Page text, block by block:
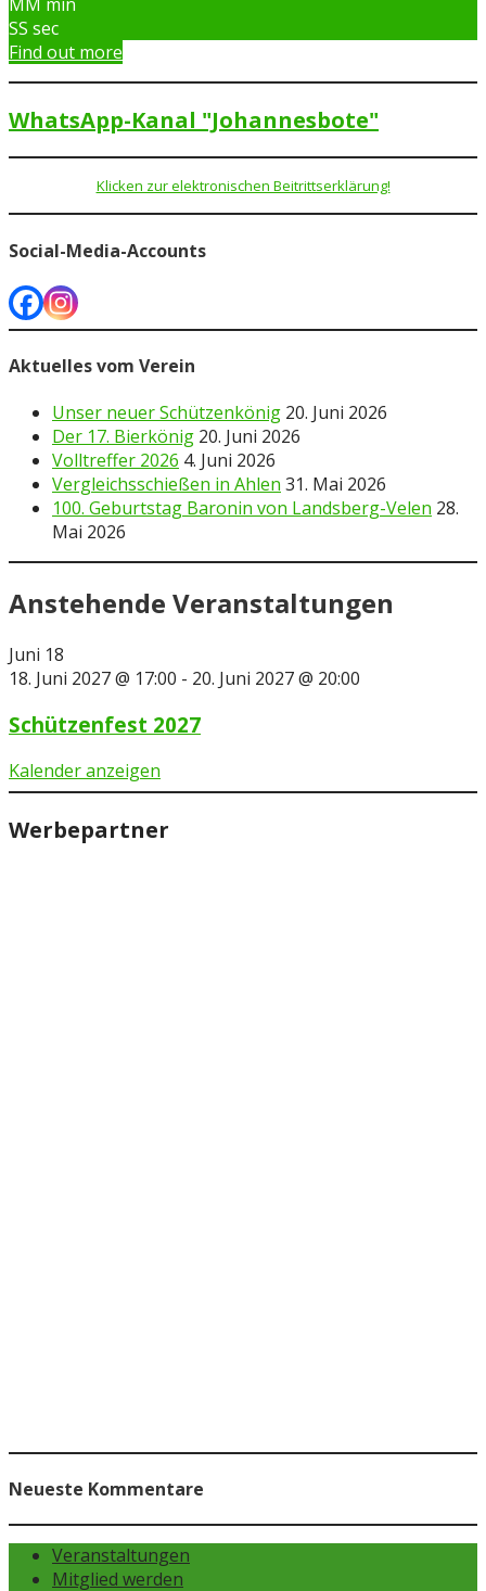
MM min
SS sec
Find out more
WhatsApp-Kanal "Johannesbote"
Klicken zur elektronischen Beitrittserklärung!
Social-Media-Accounts
Aktuelles vom Verein
Unser neuer Schützenkönig 20. Juni 2026
Der 17. Bierkönig 20. Juni 2026
Volltreffer 2026 4. Juni 2026
Vergleichsschießen in Ahlen 31. Mai 2026
100. Geburtstag Baronin von Landsberg-Velen 28.
Mai 2026
Anstehende Veranstaltungen
Juni 18
18. Juni 2027 @ 17:00 - 20. Juni 2027 @ 20:00
Schützenfest 2027
Kalender anzeigen
Werbepartner
Neueste Kommentare
Veranstaltungen
Mitglied werden